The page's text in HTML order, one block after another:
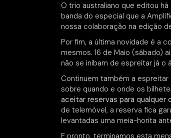
O trio australiano que editou
banda do especial que a
nossa colaboração na edição
Por fim, a última novidade é a
mesmos. 16 de Maio (sábado)
não se inibam de espreitar já o
Continuem também a
sobre quando e onde os
aceitar reservas para qualquer
de telemóvel, a reserva fica
levantadas uma meia-horita
E pronto, terminamos esta